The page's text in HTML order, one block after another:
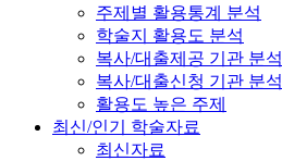
주제별 활용통계 분석
학술지 활용도 분석
복사/대출제공 기관 분석
복사/대출신청 기관 분석
활용도 높은 주제
최신/인기 학술자료
최신자료